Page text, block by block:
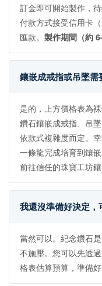
訂金即可開始製作，
付款方式接受信用卡
匯款。 製作期間（約
鑲嵌成戒指或吊墜需
是的，上方價格表為
鑽石鑲嵌成戒指、吊
依款式複雜度而定。
一條龍完成培育到鑲
前往信任的珠寶工坊鑲
我還沒準備好決定，
當然可以。紀念鑽石
不施壓。您可以先透
格表估算預算，準備